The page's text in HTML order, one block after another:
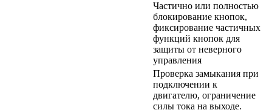
Частично или полностью
блокирование кнопок,
фиксирование частичных
функций кнопок для
защиты от неверного
управления
Проверка замыкания при
подключении к
двигателю, ограничение
силы тока на выходе.